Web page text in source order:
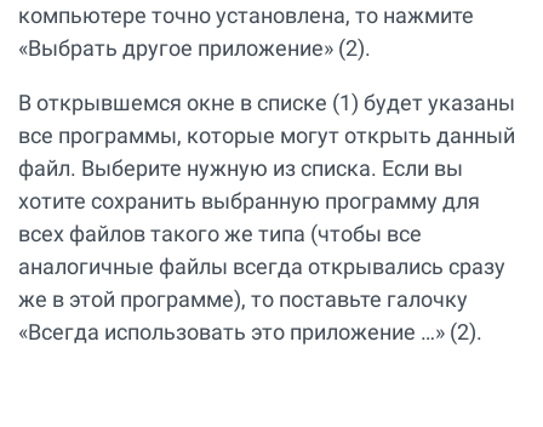
компьютере точно установлена, то нажмите
«Выбрать другое приложение» (2).
В открывшемся окне в списке (1) будет указаны
все программы, которые могут открыть данный
файл. Выберите нужную из списка. Если вы
хотите сохранить выбранную программу для
всех файлов такого же типа (чтобы все
аналогичные файлы всегда открывались сразу
же в этой программе), то поставьте галочку
«Всегда использовать это приложение …» (2).